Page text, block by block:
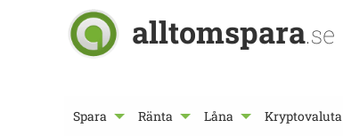
alltomspara.se
Spara Ränta Låna Kryptovaluta